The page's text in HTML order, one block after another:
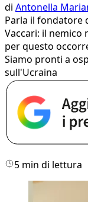
di Antonella
Parla il fondatore
Vaccari: il nemico
per questo
Siamo pronti a
sull'Ucraina
5 min di lettura